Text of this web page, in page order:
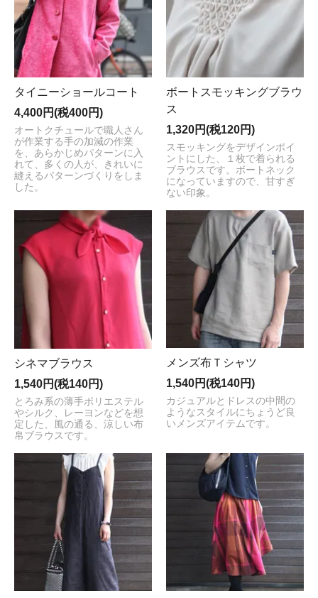
タイニーショールコート
4,400円(税400円)
オートクチュールで職人さん
が作業する手の加減の作業
を、あらかじめパターンに入
れて、多くの人が、きれいに
縫えるパターンづくりをしま
した。
ボートスモッキングブラウ
ス
1,320円(税120円)
スモッキングをデザインポイ
ントにした、１枚で着られる
ブラウスです。ボートネック
になっていますので、甘すぎ
ない印象。
シネマブラウス
1,540円(税140円)
とろみ系の薄手ポリエステル
やシルク、レーヨンなどを想
定した、風の通る、涼しい布
帛ブラウスです。
メンズ布Ｔシャツ
1,540円(税140円)
カジュアルとドレスの中間の
ようなスタイルにちょうど良
いメンズアイテムです。